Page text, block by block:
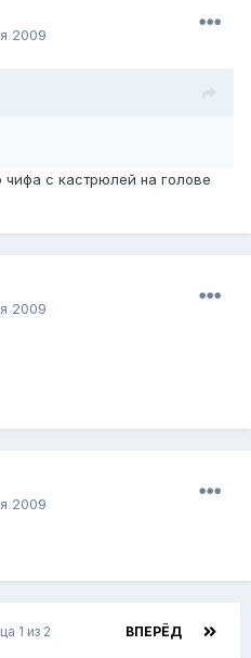
2009
с кастрюлей на голове
2009
2009
ВПЕРЁД
1 из 2